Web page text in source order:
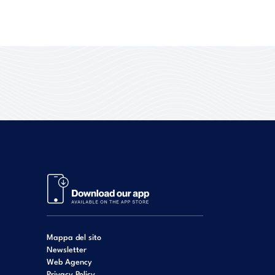
Mappa del sito
Newsletter
Web Agency